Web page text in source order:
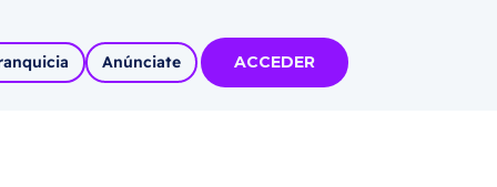
Anúnciate ACCEDER